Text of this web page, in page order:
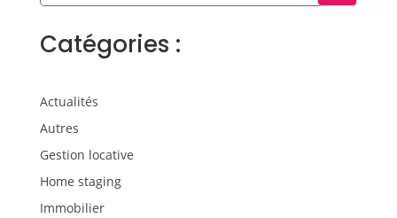
Catégories :
Actualités
Autres
Gestion locative
Home staging
Immobilier